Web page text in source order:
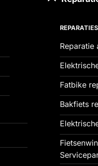
REPARATIES
Fatbike
Bakfiets